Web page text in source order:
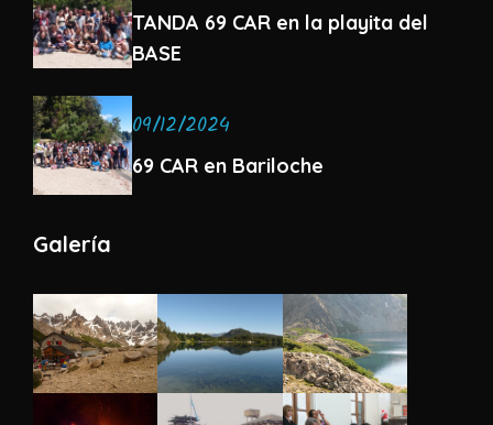
TANDA 69 CAR en la playita del
BASE
09/12/2024
69 CAR en Bariloche
Galería